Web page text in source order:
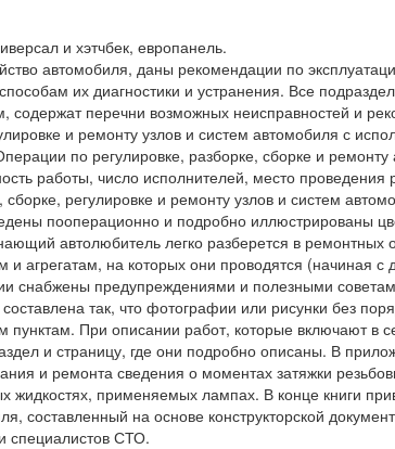
и хэтчбек, европанель.
автомобиля, даны рекомендации по
их диагностики и устранения. Все
содержат перечни возможных неисправностей и
и ремонту узлов и систем автомобиля с
по регулировке, разборке, сборке и
работы, число исполнителей, место
регулировке и ремонту узлов и систем
пооперационно и подробно иллюстрированы
автолюбитель легко разберется в ремонтных
агрегатам, на которых они проводятся (начиная с
снабжены предупреждениями и полезными
так, что фотографии или рисунки без
При описании работ, которые включают в
и страницу, где они подробно описаны. В
и ремонта сведения о моментах затяжки
жидкостях, применяемых лампах. В конце книги
составленный на основе конструкторской
специалистов СТО.